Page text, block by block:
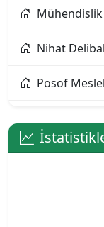
Anadolu
Ankara
Ankara
Ankara
Ankara
Nihat
Posof
Sağlık
Sosyal